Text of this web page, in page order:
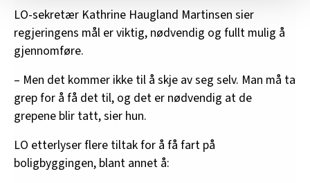
nettstedet med LO Medias egne samarbeidspartnere
innenfor analyse og annonsering. Disse er angitt i
oversikten lengre ned på denne siden.
LO-sekretær Kathrine Haugland Martinsen sier
regjeringens mål er viktig, nødvendig og fullt mulig å
gjennomføre.
– Men det kommer ikke til å skje av seg selv. Man må ta
grep for å få det til, og det er nødvendig at de
grepene blir tatt, sier hun.
LO etterlyser flere tiltak for å få fart på
boligbyggingen, blant annet å: